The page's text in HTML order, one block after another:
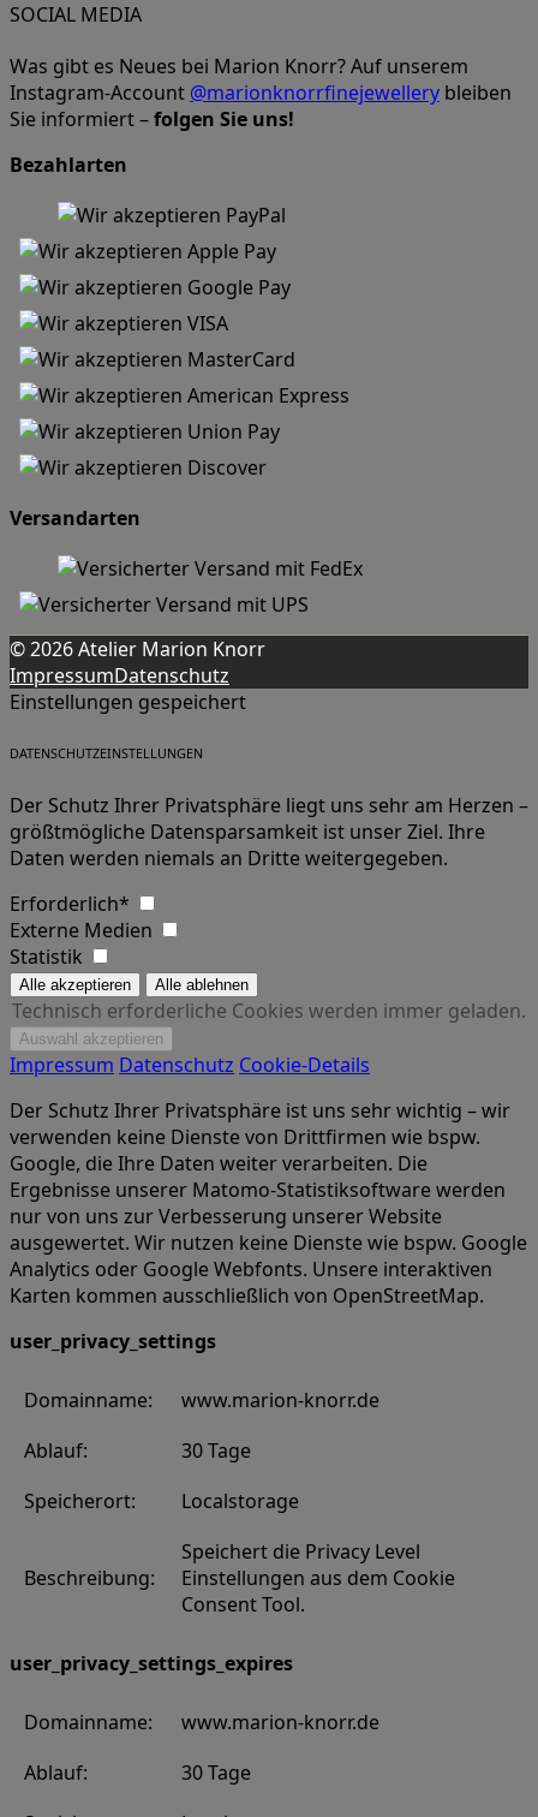
SOCIAL MEDIA
Was gibt es Neues bei Marion Knorr? Auf unserem
Instagram-Account @marionknorrfinejewellery bleiben
Sie informiert –folgen Sie uns!
Bezahlarten
Versandarten
© 2026 Atelier Marion Knorr
ImpressumDatenschutz
Einstellungen gespeichert
DATENSCHUTZEINSTELLUNGEN
Der Schutz Ihrer Privatsphäre liegt uns sehr am Herzen –
größtmögliche Datensparsamkeit ist unser Ziel. Ihre
Daten werden niemals an Dritte weitergegeben.
Erforderlich*
Externe Medien
Statistik
Technisch erforderliche Cookies werden immer geladen.
Impressum Datenschutz Cookie-Details
Der Schutz Ihrer Privatsphäre ist uns sehr wichtig – wir
verwenden keine Dienste von Drittfirmen wie bspw.
Google, die Ihre Daten weiter verarbeiten. Die
Ergebnisse unserer Matomo-Statistiksoftware werden
nur von uns zur Verbesserung unserer Website
ausgewertet. Wir nutzen keine Dienste wie bspw. Google
Analytics oder Google Webfonts. Unsere interaktiven
Karten kommen ausschließlich von OpenStreetMap.
user_privacy_settings
Domainname:
www.marion-knorr.de
Ablauf:
30 Tage
Speicherort:
Localstorage
Beschreibung:
Speichert die Privacy Level
Einstellungen aus dem Cookie
Consent Tool.
user_privacy_settings_expires
Domainname:
www.marion-knorr.de
Ablauf:
30 Tage